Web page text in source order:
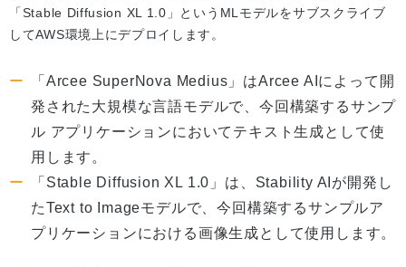
「Stable Diffusion XL 1.0」というMLモデルをサブスクライブ
してAWS環境上にデプロイします。
「Arcee SuperNova Medius」はArcee AIによって開
発された大規模な言語モデルで、今回構築するサンプ
ル アプリケーションにおいてテキスト生成として使
用します。
「Stable Diffusion XL 1.0」は、Stability AIが開発し
たText to Imageモデルで、今回構築するサンプルア
プリケーションにおける画像生成として使用します。